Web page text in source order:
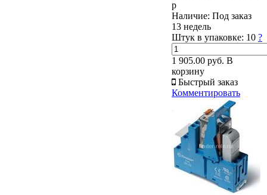
р
Наличие: Под заказ
13 недель
Штук в упаковке: 10 ?
1 905.00 руб. В
корзину
Быстрый заказ
Комментировать